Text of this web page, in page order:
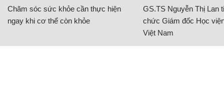
Chăm sóc sức khỏe cần thực hiện
ngay khi cơ thể còn khỏe
GS.TS Nguyễn Thị Lan
chức Giám đốc Học
Việt Nam